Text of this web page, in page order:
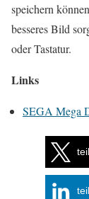
speichern
besseres Bild
oder Tastatur.
Links
SEGA Mega